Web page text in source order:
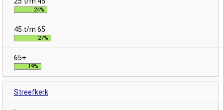
24%
27%
19%
Streefkerk